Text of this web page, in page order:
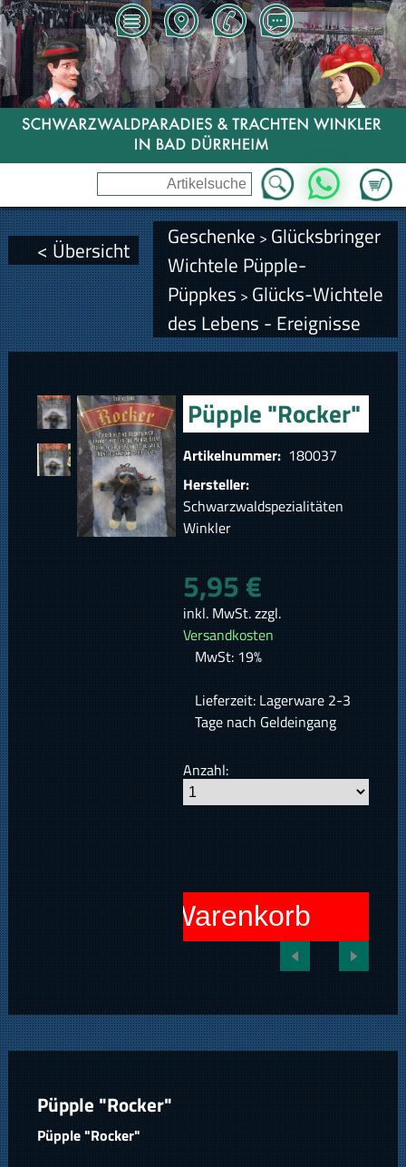
Zum
WhatsApp
< Übersicht Geschenke > Glücksbringer
Wichtele Püpple-
Püppkes > Glücks-Wichtele
des Lebens - Ereignisse
Püpple "Rocker"
Artikelnummer: 180037
Hersteller:
Schwarzwaldspezialitäten
Winkler
5,95 €
inkl. MwSt. zzgl.
Versandkosten
MwSt: 19%
Lieferzeit: Lagerware 2-3
Tage nach Geldeingang
Anzahl:
In den Warenkorb
Püpple "Rocker"
Püpple "Rocker"